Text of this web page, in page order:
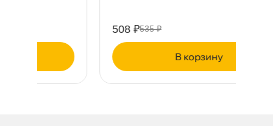
корзину